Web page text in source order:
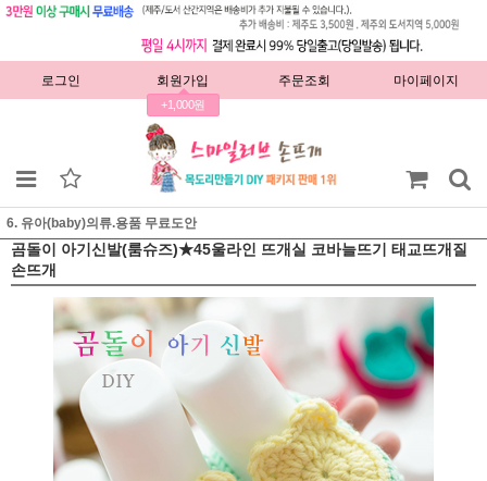
로그인 회원가입
+1,000원
주문조회 마이페이지
6. 유아(baby)의류.용품 무료도안
곰돌이 아기신발(룸슈즈)★45울라인 뜨개실 코바늘뜨기 태교뜨개질
손뜨개